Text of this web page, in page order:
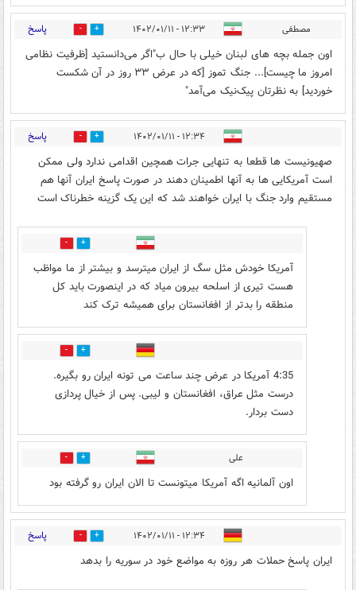
مصطفی ۱۲:۳۳ - ۱۴۰۲/۰۱/۱۱ 19 پاسخ
اون جمله بچه های لبنان خیلی با حال ب"اگر می‌دانستید [ظرفیت نظامی
امروز ما چیست]... جنگ تموز [که در عرض ۳۳ روز در آن شکست
خوردید] به نظرتان پیک‌نیک می‌آمد"
۱۲:۳۴ - ۱۴۰۲/۰۱/۱۱ 7 پاسخ
صهیونیست ها قطعا به تنهایی جرات همچین اقدامی ندارد ولی ممکن
است آمریکایی ها به آنها اطمینان دهند در صورت پاسخ ایران آنها هم
مستقیم وارد جنگ با ایران خواهند شد که این یک گزینه خطرناک است
12
آمریکا خودش مثل سگ از ایران میترسد و بیشتر از ما مواظب
هست تیری از اسلحه بیرون میاد که در اینصورت باید کل
منطقه را بدتر از افغانستان برای همیشه ترک کند
6
4:35 آمریکا در عرض چند ساعت می تونه ایران رو بگیره.
درست مثل عراق، افغانستان و لیبی. پس از خیال پردازی
دست بردار.
علی 8
اون آلمانیه اگه آمریکا میتونست تا الان ایران رو گرفته بود
۱۲:۳۴ - ۱۴۰۲/۰۱/۱۱ 13 پاسخ
ایران پاسخ حملات هر روزه به مواضع خود در سوریه را بدهد